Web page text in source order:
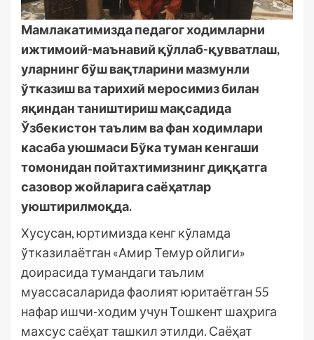
Мамлакатимизда педагог ходимларни
ижтимоий-маънавий қўллаб-қувватлаш,
уларнинг бўш вақтларини мазмунли
ўтказиш ва тарихий меросимиз билан
яқиндан таништириш мақсадида
Ўзбекистон таълим ва фан ходимлари
касаба уюшмаси Бўка туман кенгаши
томонидан пойтахтимизнинг диққатга
сазовор жойларига саёҳатлар
уюштирилмоқда.
Хусусан, юртимизда кенг кўламда
ўтказилаётган «Амир Темур ойлиги»
доирасида тумандаги таълим
муассасаларида фаолият юритаётган 55
нафар ишчи-ходим учун Тошкент шаҳрига
махсус саёҳат ташкил этилди. Саёҳат